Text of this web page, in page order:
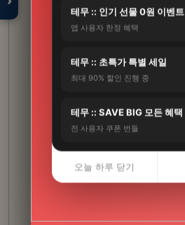
테무 :: 인기 선물 0원 이벤트
앱 사용자 한정 혜택
테무 :: 초특가 특별 세일
최대 90% 할인 진행 중
테무 :: SAVE BIG 모든 혜택
전 사용자 쿠폰 번들
오늘 하루 닫기